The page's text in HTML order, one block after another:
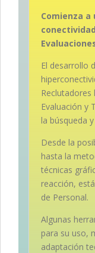
Comienza
El desarrollo
Reclutadores
Evaluación y
la búsqueda
Desde la
hasta la
técnicas
reacción,
de Personal.
Algunas
para su uso,
adaptación